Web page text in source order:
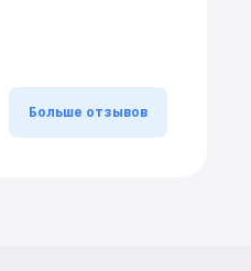
Больше отзывов